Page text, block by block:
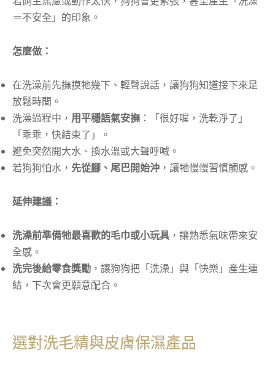
＝不安全」的印象。
怎麼做：
在洗澡前先撫摸牠幾下、輕聲說話，讓狗狗知道接下來是
放鬆時間。
洗澡過程中， 用平穩語氣安撫 ：「很好喔，洗乾淨了」
「乖乖，快結束了」。
避免突然開大水、換水溫或大聲呼喊。
若狗狗怕水， 先從腳、尾巴開始沖 ，讓牠慢慢習慣觸感。
延伸建議：
洗澡前準備牠最喜歡的毛巾或小玩具 ，讓熟悉氣味帶來安
全感。
洗完後給零食獎勵 ，讓狗狗把「洗澡」與「快樂」產生連
結，下次會更願意配合。
選對洗毛精與皮膚保濕產品